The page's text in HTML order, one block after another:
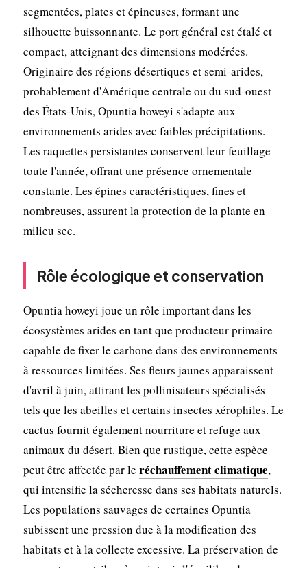
segmentées, plates et épineuses, formant une
silhouette buissonnante. Le port général est étalé et
compact, atteignant des dimensions modérées.
Originaire des régions désertiques et semi-arides,
probablement d'Amérique centrale ou du sud-ouest
des États-Unis, Opuntia howeyi s'adapte aux
environnements arides avec faibles précipitations.
Les raquettes persistantes conservent leur feuillage
toute l'année, offrant une présence ornementale
constante. Les épines caractéristiques, fines et
nombreuses, assurent la protection de la plante en
milieu sec.
Rôle écologique et conservation
Opuntia howeyi joue un rôle important dans les
écosystèmes arides en tant que producteur primaire
capable de fixer le carbone dans des environnements
à ressources limitées. Ses fleurs jaunes apparaissent
d'avril à juin, attirant les pollinisateurs spécialisés
tels que les abeilles et certains insectes xérophiles. Le
cactus fournit également nourriture et refuge aux
animaux du désert. Bien que rustique, cette espèce
peut être affectée par le réchauffement climatique,
qui intensifie la sécheresse dans ses habitats naturels.
Les populations sauvages de certaines Opuntia
subissent une pression due à la modification des
habitats et à la collecte excessive. La préservation de